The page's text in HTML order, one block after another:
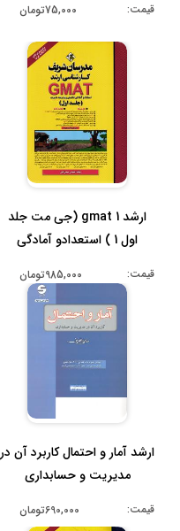
قیمت: 75,000تومان
ارشد gmat 1 (جی مت جلد
اول 1 ) استعدادو آمادگی
قیمت: 985,000تومان
ارشد آمار و احتمال کاربرد آن در
مدیریت و حسابداری
قیمت: 690,000تومان